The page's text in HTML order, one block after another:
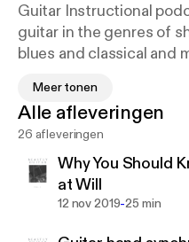
Guitar Instructional
guitar in the genres of
blues and classical and
make your guitar
like to make things a
believe that learning on
greatest. I’ve been
I’ve studied with
guitarist George Bellas.
Meer tonen
Alle afleveringen
26 afleveringen
Why You Should
at Will
12 nov 2019-25 min